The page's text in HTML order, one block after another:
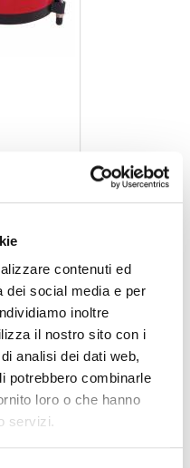
contenuti ed
dei social media e per
inoltre
il nostro sito con i
analisi dei dati web,
potrebbero combinarle
loro o che hanno
servizi.